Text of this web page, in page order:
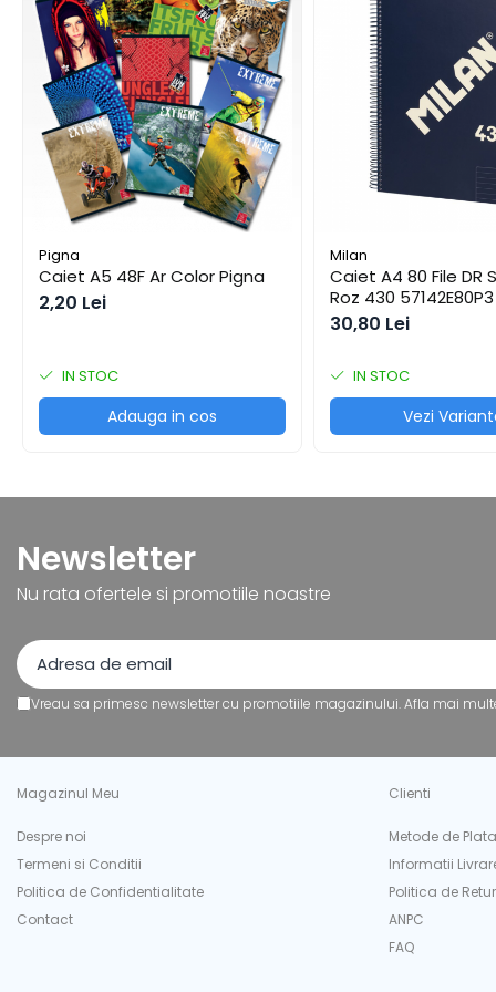
Cuttere
Foarfece
Perforatoare
Hârtie / Produse din hârtie
Agende
Bloc Notes
Carton Color
Cuburi din Hârtie / Notițe Adezive
Etichete Autocolante
Hârtie
Hârtie Color
Notes Adeziv
Plicuri
Registre / Repertoare
Pixuri
Stilouri
Creioane Grafice
Markere / Textmarkere
Rezerve Pixuri / Cerneală
Creioane Mecanice / Mine
Linere
Penițe
Organizare și Arhivare
Bibliorafturi
Pigna
Caiet A5 48F Ar Color Pigna
2,20 Lei
IN STOC
Adauga in cos
Milan
Caiet A4 80 File DR
Roz 430 57142E80P3
30,80 Lei
IN STOC
Vezi
Newsletter
Nu rata ofertele si promotiile noastre
Vreau sa primesc newsletter cu promotiile magazinului. Afla mai
Magazinul Meu
Despre noi
Termeni si Conditii
Politica de Confidentialitate
Contact
Clienti
Metode de Plata
Informatii
Politica de Retur
ANPC
FAQ